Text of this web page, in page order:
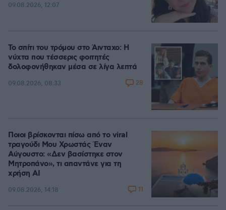
09.08.2026, 12:07
Το σπίτι του τρόμου στο Άινταχο: Η
νύχτα που τέσσερις φοιτητές
δολοφονήθηκαν μέσα σε λίγα λεπτά
09.08.2026, 08:33 28
Ποιοι βρίσκονται πίσω από το viral
τραγούδι Μου Χρωστάς Έναν
Αύγουστο: «Δεν βασίστηκε στον
Μητροπάνο», τι απαντάνε για τη
χρήση AI
09.08.2026, 14:18 11